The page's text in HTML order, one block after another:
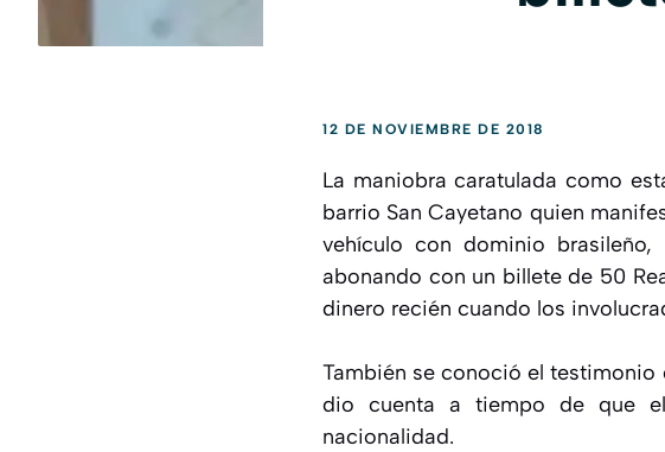
12 DE NOVIEMBRE DE 2018
La maniobra caratulada como
barrio San Cayetano quien
vehículo con dominio
abonando con un billete de 50
dinero recién cuando los
También se conoció el
dio cuenta a tiempo de que
nacionalidad.